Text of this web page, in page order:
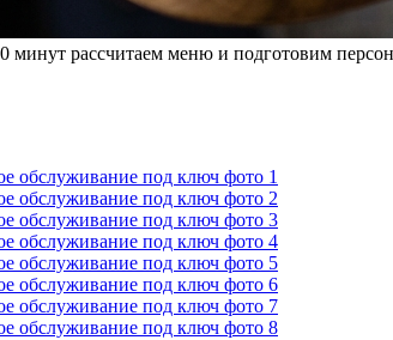
минут рассчитаем меню и подготовим